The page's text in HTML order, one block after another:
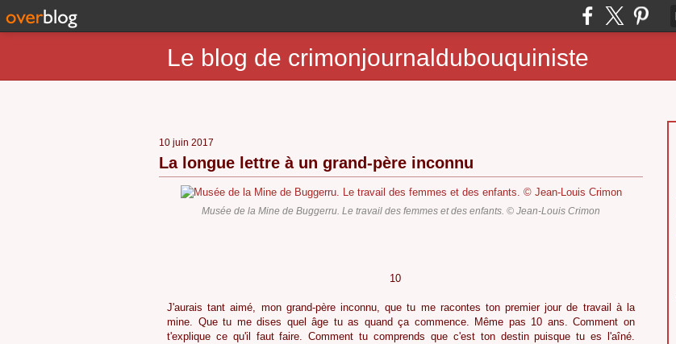
Le blog de crimonjournaldubouquiniste
10 juin 2017
La longue lettre à un grand-père inconnu
Musée de la Mine de Buggerru. Le travail des femmes et des enfants. © Jean-Louis Crimon
10
J'aurais tant aimé, mon grand-père inconnu, que tu me racontes ton premier jour de travail à la
mine. Que tu me dises quel âge tu as quand ça commence. Même pas 10 ans. Comment on
t'explique ce qu'il faut faire. Comment tu comprends que c'est ton destin puisque tu es l'aîné.